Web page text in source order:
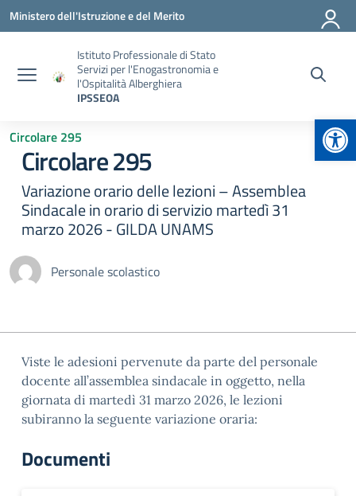
Vai ai contenuti
Vai al menu di navigazione
Vai al footer
Ministero dell'Istruzione e del Merito
Istituto Professionale di Stato
Servizi per l'Enogastronomia e
l'Ospitalità Alberghiera
IPSSEOA
Circolare 295
Circolare 295
Variazione orario delle lezioni – Assemblea
Sindacale in orario di servizio martedì 31
marzo 2026 - GILDA UNAMS
Personale scolastico
Viste le adesioni pervenute da parte del personale
docente all’assemblea sindacale in oggetto, nella
giornata di martedì 31 marzo 2026, le lezioni
subiranno la seguente variazione oraria:
Documenti